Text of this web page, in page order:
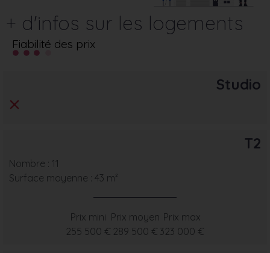
+ d'infos sur les logements
Fiabilité des prix
Studio
T2
Nombre : 11
Surface moyenne : 43 m²
Prix mini
255 500 €
Prix moyen
289 500 €
Prix max
323 000 €